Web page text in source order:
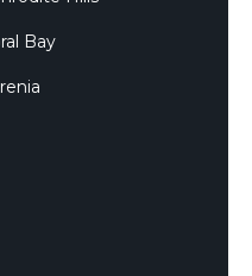
Bay